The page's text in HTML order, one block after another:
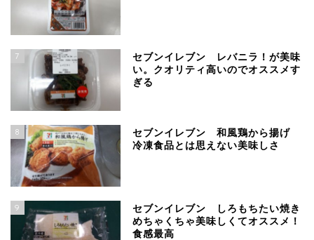
7
セブンイレブン レバニラ！が美味
い。クオリティ高いのでオススメす
ぎる
8
セブンイレブン 和風鶏から揚げ
冷凍食品とは思えない美味しさ
9
セブンイレブン しろもちたい焼き
めちゃくちゃ美味しくてオススメ！
食感最高